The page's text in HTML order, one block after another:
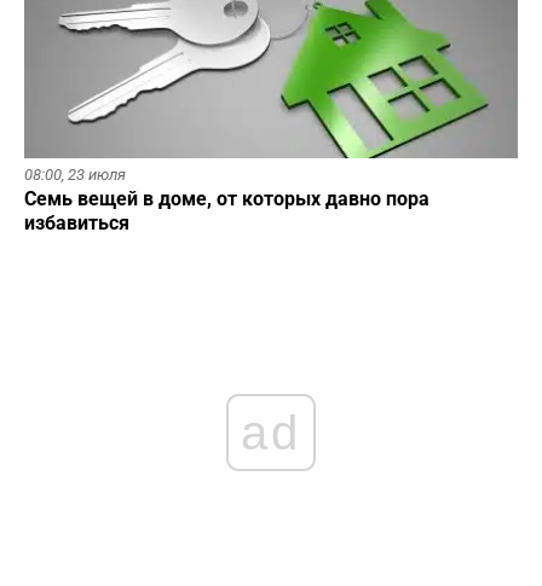
08:00, 23 июля
Семь вещей в доме, от которых давно пора
избавиться
ad